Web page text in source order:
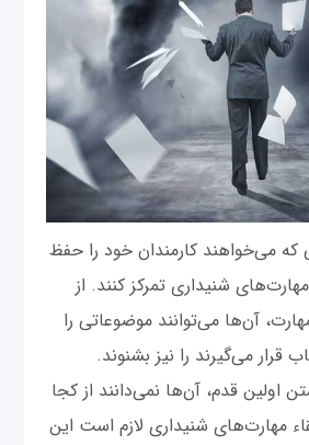
که می‌خواهند کارمندان خود را حفظ
شنیداری تمرکز کنند. از
آن‌ها می‌توانند موضوعاتی را
قرار می‌گیرند را نیز بشنوند.
اولین قدم، آن‌ها نمی‌دانند از کجا
مهارت‌های شنیداری لازم است این